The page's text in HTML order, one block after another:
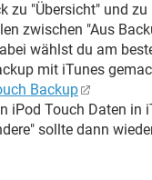
zu "Übersicht" und zu
zwischen "Aus
wählst du am
mit iTunes
Backup
iPod Touch Daten in
sollte dann